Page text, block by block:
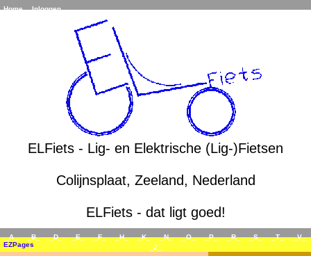
Home Inloggen
ELFiets - Lig- en Elektrische (Lig-)Fietsen
Colijnsplaat, Zeeland, Nederland
ELFiets - dat ligt goed!
_A_ _B_ _D_ _E_ _F_ _H_ _K_ _N_ _O_ _P_ _R_ _S_ _T_
_V_
_Z_
EZPages